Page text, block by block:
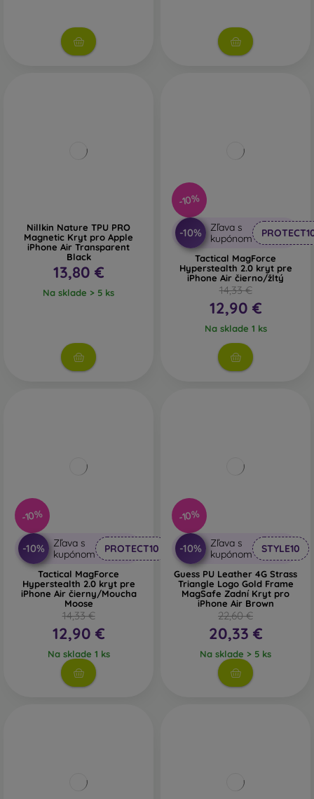
Nillkin Nature TPU PRO
Magnetic Kryt pro Apple
iPhone Air Transparent
Black
13,80 €
Na sklade > 5 ks
-10%
-10%
Zľava s
kupónom
Tactical MagForce
Hyperstealth 2.0 kryt pre
iPhone Air čierno/žltý
14,33 €
12,90 €
Na sklade 1 ks
-10%
-10%
Zľava s
kupónom
PROTECT10
Tactical MagForce
Hyperstealth 2.0 kryt pre
iPhone Air čierny/Moucha
Moose
14,33 €
12,90 €
Na sklade 1 ks
-10%
-10%
Zľava s
kupónom
STYLE10
Guess PU Leather 4G Strass
Triangle Logo Gold Frame
MagSafe Zadní Kryt pro
iPhone Air Brown
22,60 €
20,33 €
Na sklade > 5 ks